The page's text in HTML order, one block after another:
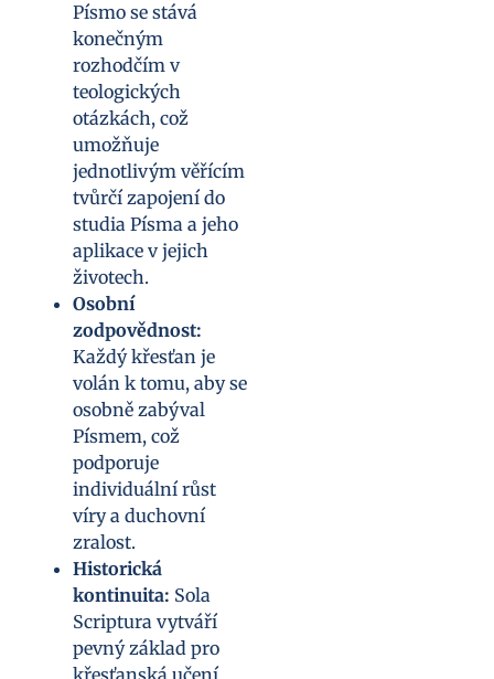
Písmo se stává
konečným
rozhodčím v
teologických
otázkách, což
umožňuje
jednotlivým věřícím
tvůrčí zapojení do
studia Písma a jeho
aplikace v jejich
životech.
Osobní
zodpovědnost:
Každý křesťan je
volán k tomu, aby se
osobně zabýval
Písmem, což
podporuje
individuální růst
víry a duchovní
zralost.
Historická
kontinuita: Sola
Scriptura vytváří
pevný základ pro